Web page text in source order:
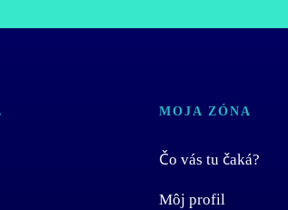
MOJA ZÓNA
Čo vás tu čaká?
Môj profil